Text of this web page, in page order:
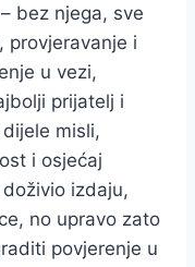
bez njega, sve
provjeravanje i
u vezi,
prijatelj i
misli,
i osjećaj
izdaju,
no upravo zato
povjerenje u